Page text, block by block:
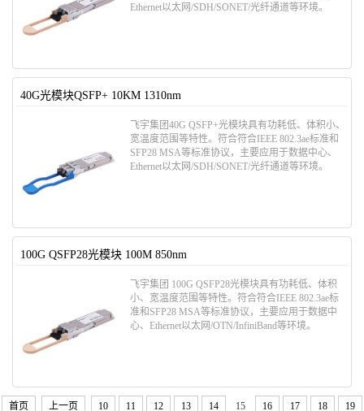
Ethernet以太网/SDH/SONET/光纤通道等环境。
40G光模块QSFP+ 10KM 1310nm
飞宇集团40G QSFP+光模块具有功耗低、体积小、
宽温度范围等特性。符合符合IEEE 802.3ae标准和
SFP28 MSA等标准协议，主要应用于数据中心、
Ethernet以太网/SDH/SONET/光纤通道等环境。
100G QSFP28光模块 100M 850nm
飞宇集团 100G QSFP28光模块具有功耗低、体积
小、宽温度范围等特性。符合符合IEEE 802.3ae标
准和SFP28 MSA等标准协议，主要应用于数据中
心、Ethernet以太网/OTN/InfiniBand等环境。
首页 上一页 10 11 12 13 14 15 16 17 18 19